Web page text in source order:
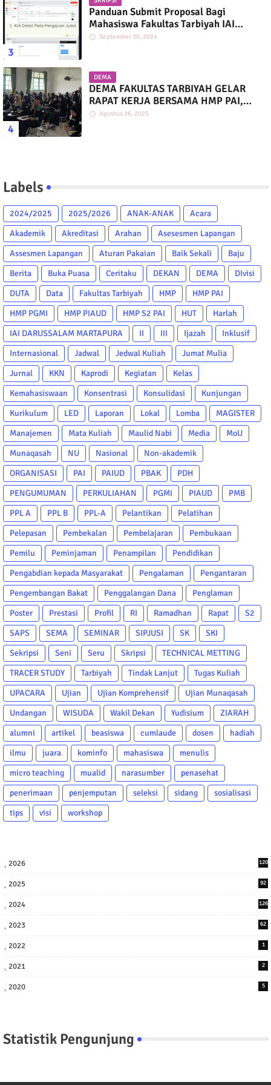
Panduan Submit Proposal Bagi
Mahasiswa Fakultas Tarbiyah IAI
Darussalam
September 30, 2024
DEMA
DEMA FAKULTAS TARBIYAH GELAR
RAPAT KERJA BERSAMA HMP PAI,
PGMI, DAN PIAUD
Agustus 26, 2025
Labels
2024/2025 2025/2026 ANAK-ANAK
Acara
Akademik
Akreditasi Arahan
Asesesmen Lapangan
Assesmen Lapangan
Aturan Pakaian Baik Sekali
Baju
Berita
Buka Puasa Ceritaku DEKAN DEMA
DIvisi
DUTA
Data Fakultas Tarbiyah HMP
HMP PAI
HMP PGMI
HMP PIAUD HMP S2 PAI HUT
Harlah
IAI DARUSSALAM MARTAPURA
II III Ijazah
Inklusif
Internasional
Jadwal Jedwal Kuliah
Jumat Mulia
Jurnal
KKN Kaprodi Kegiatan
Kelas
Kemahasiswaan
Konsentrasi Konsulidasi
Kunjungan
Kurikulum
LED Laporan Lokal Lomba
MAGISTER
Manajemen
Mata Kuliah Maulid Nabi Media
MoU
Munaqasah
NU Nasional
Non-akademik
ORGANISASI
PAI PAIUD PBAK
PDH
PENGUMUMAN
PERKULIAHAN PGMI PIAUD
PMB
PPL A
PPL B PPL-A Pelantikan
Pelatihan
Pelepasan
Pembekalan Pembelajaran
Pembukaan
Pemilu
Peminjaman Penampilan
Pendidikan
Pengabdian kepada Masyarakat
Pengalaman
Pengantaran
Pengembangan Bakat
Penggalangan Dana
Penglaman
Poster
Prestasi Profil RI Ramadhan Rapat
S2
SAPS
SEMA SEMINAR SIPJUSI SK
SKI
Sekripsi
Seni Seru Skripsi
TECHNICAL METTING
TRACER STUDY
Tarbiyah Tindak Lanjut
Tugas Kuliah
UPACARA
Ujian Ujian Komprehensif
Ujian Munaqasah
Undangan
WISUDA Wakil Dekan Yudisium
ZIARAH
alumni
artikel beasiswa cumlaude dosen
hadiah
ilmu
juara kominfo mahasiswa
menulis
micro teaching
mualid narasumber
penasehat
penerimaan
penjemputan seleksi sidang
sosialisasi
tips
visi workshop
2026 120
2025 92
2024 126
2023 62
2022 1
2021 2
2020 5
Statistik Pengunjung